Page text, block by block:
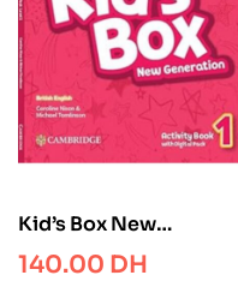
Kid’s Box New
Generation Level 1
Activity Book with
140.00 DH